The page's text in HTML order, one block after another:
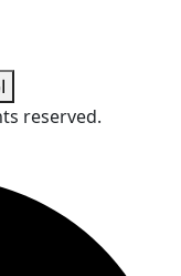
reserved.